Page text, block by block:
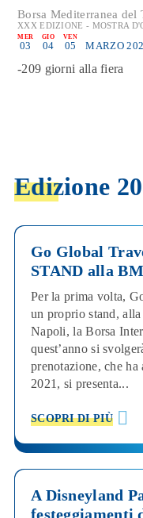
Borsa Mediterranea del
XXX EDIZIONE - MOSTRA
MER
03
GIO
04
VEN
05 MARZO
-209 giorni alla fiera
Edizione
Go Global
STAND alla
Per la prima volta,
un proprio stand,
Napoli, la Borsa
quest’anno si
prenotazione, che
2021, si presenta...
SCOPRI DI PIÙ
A Disneyland
festeggiamenti